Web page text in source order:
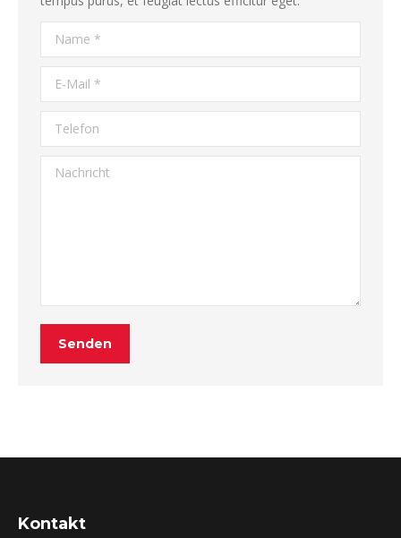
Name *
E-Mail *
Telefon
Nachricht
Senden
Kontakt